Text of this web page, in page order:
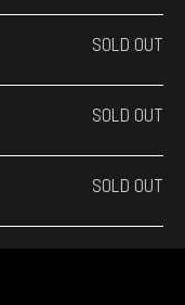
SOLD OUT
SOLD OUT
SOLD OUT